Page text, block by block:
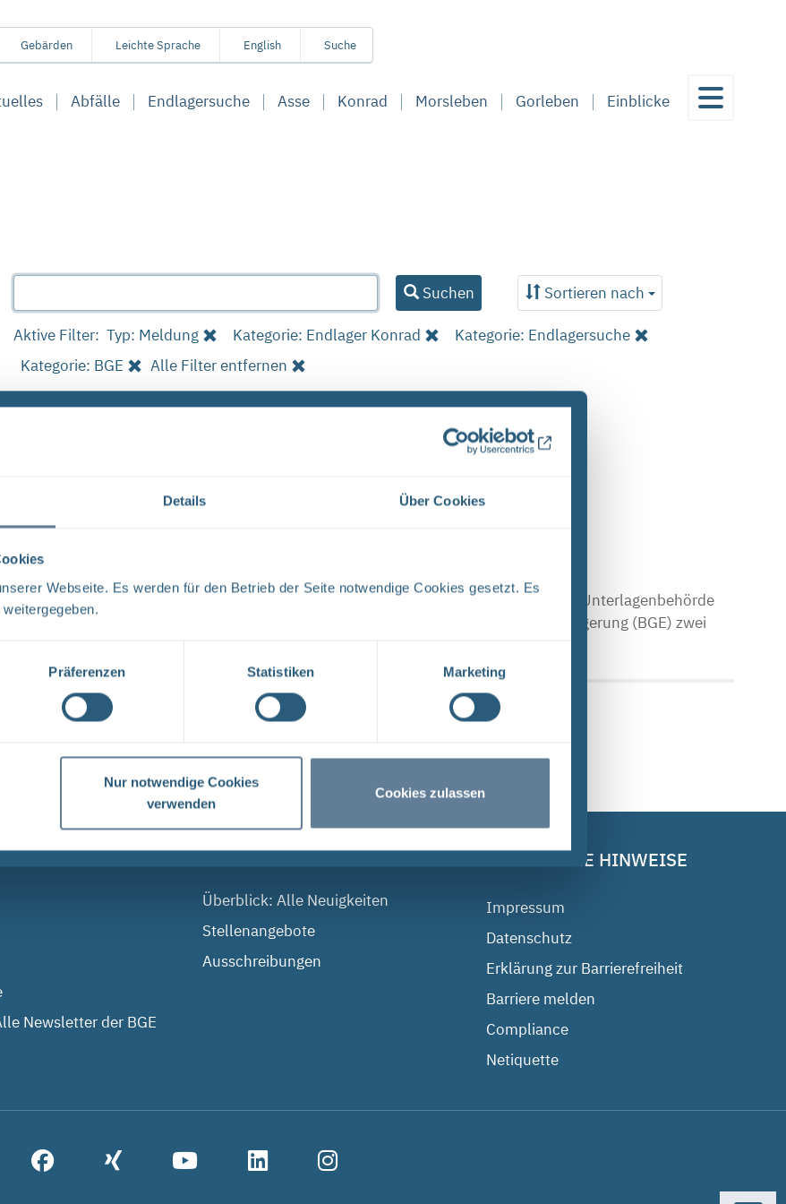
Details Über Cookies
Webseite. Es werden für den Betrieb der Seite notwendige Cookies gesetzt. Es
Präferenzen Statistiken Marketing
Nur notwendige Cookies
verwenden
Cookies zulassen
Gebärden Leichte Sprache English Suche
Abfälle Endlagersuche Asse Konrad Morsleben Gorleben Einblicke
Suchen Sortieren nach
Aktive Filter: Typ: Meldung Kategorie: Endlager Konrad
Kategorie: Endlagersuche
Kategorie: BGE
Alle Filter entfernen
Es wurde 1 Ergebnis in 1 Millisekunden gefunden.Zeige Ergebnisse 1 bis 1 von 1.
Neugier, Skepsis, Verständnis und viele Fragen
BGE Endlager Konrad Endlager Morsleben Endlagersuche Asse Zwischen der Stasi-Unterlagenbehörde
und dem Bundesamt für Strahlenschutz (BfS) hat die Bundesgesellschaft für Endlagerung (BGE) zwei
Newsletter der BGE
AKTUELLES
Überblick: Alle Neuigkeiten
Stellenangebote
Ausschreibungen
RECHTLICHE HINWEISE
Impressum
Datenschutz
Erklärung zur Barrierefreiheit
Barriere melden
Compliance
Netiquette